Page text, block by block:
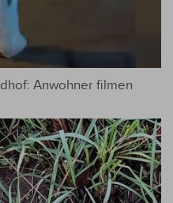
Anwohner filmen